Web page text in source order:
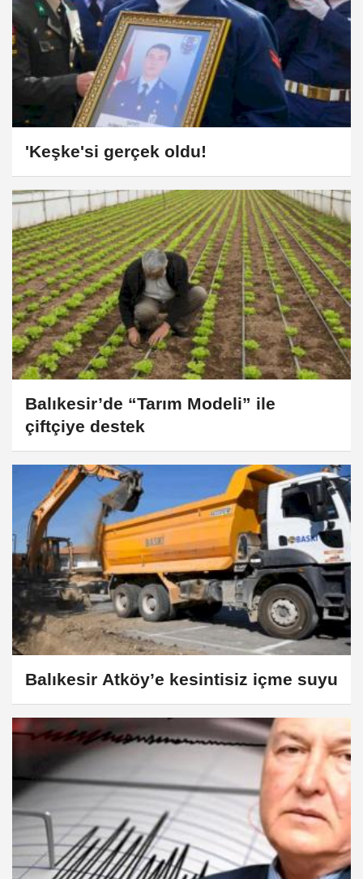
'Keşke'si gerçek oldu!
Balıkesir’de “Tarım Modeli” ile
çiftçiye destek
Balıkesir Atköy’e kesintisiz içme suyu